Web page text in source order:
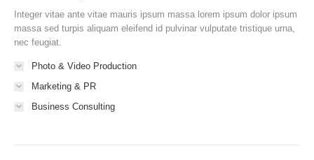
Integer vitae ante vitae mauris ipsum massa lorem ipsum dolor ipsum
massa sed turpis aliquam eleifend id pulvinar vulputate tristique urna,
nec feugiat.
Photo & Video Production
Marketing & PR
Business Consulting